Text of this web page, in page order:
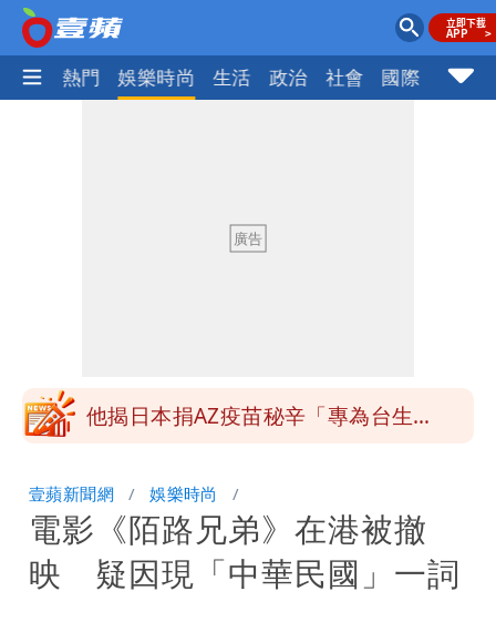
焦點 熱門 娛樂時尚 生活 政治 社會 國際 財經
案 重課俄羅斯500%關稅
姜厚任不信會被嫩女友「辣手摧花」 曝
救好幾條人命」
他揭日本捐AZ疫苗秘辛「專為台生
小 明強度有變化
「白海豚」雨炸8縣市！逼近台灣恐擺
盪 這幾區飆豪雨
「最挺台議員」遺作！美參院通過制裁
壹蘋新聞網 娛樂時尚
電影《陌路兄弟》在港被撤
映 疑因現「中華民國」一詞